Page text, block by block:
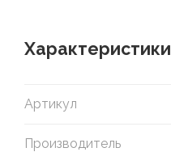
Характеристики
Артикул
Производитель